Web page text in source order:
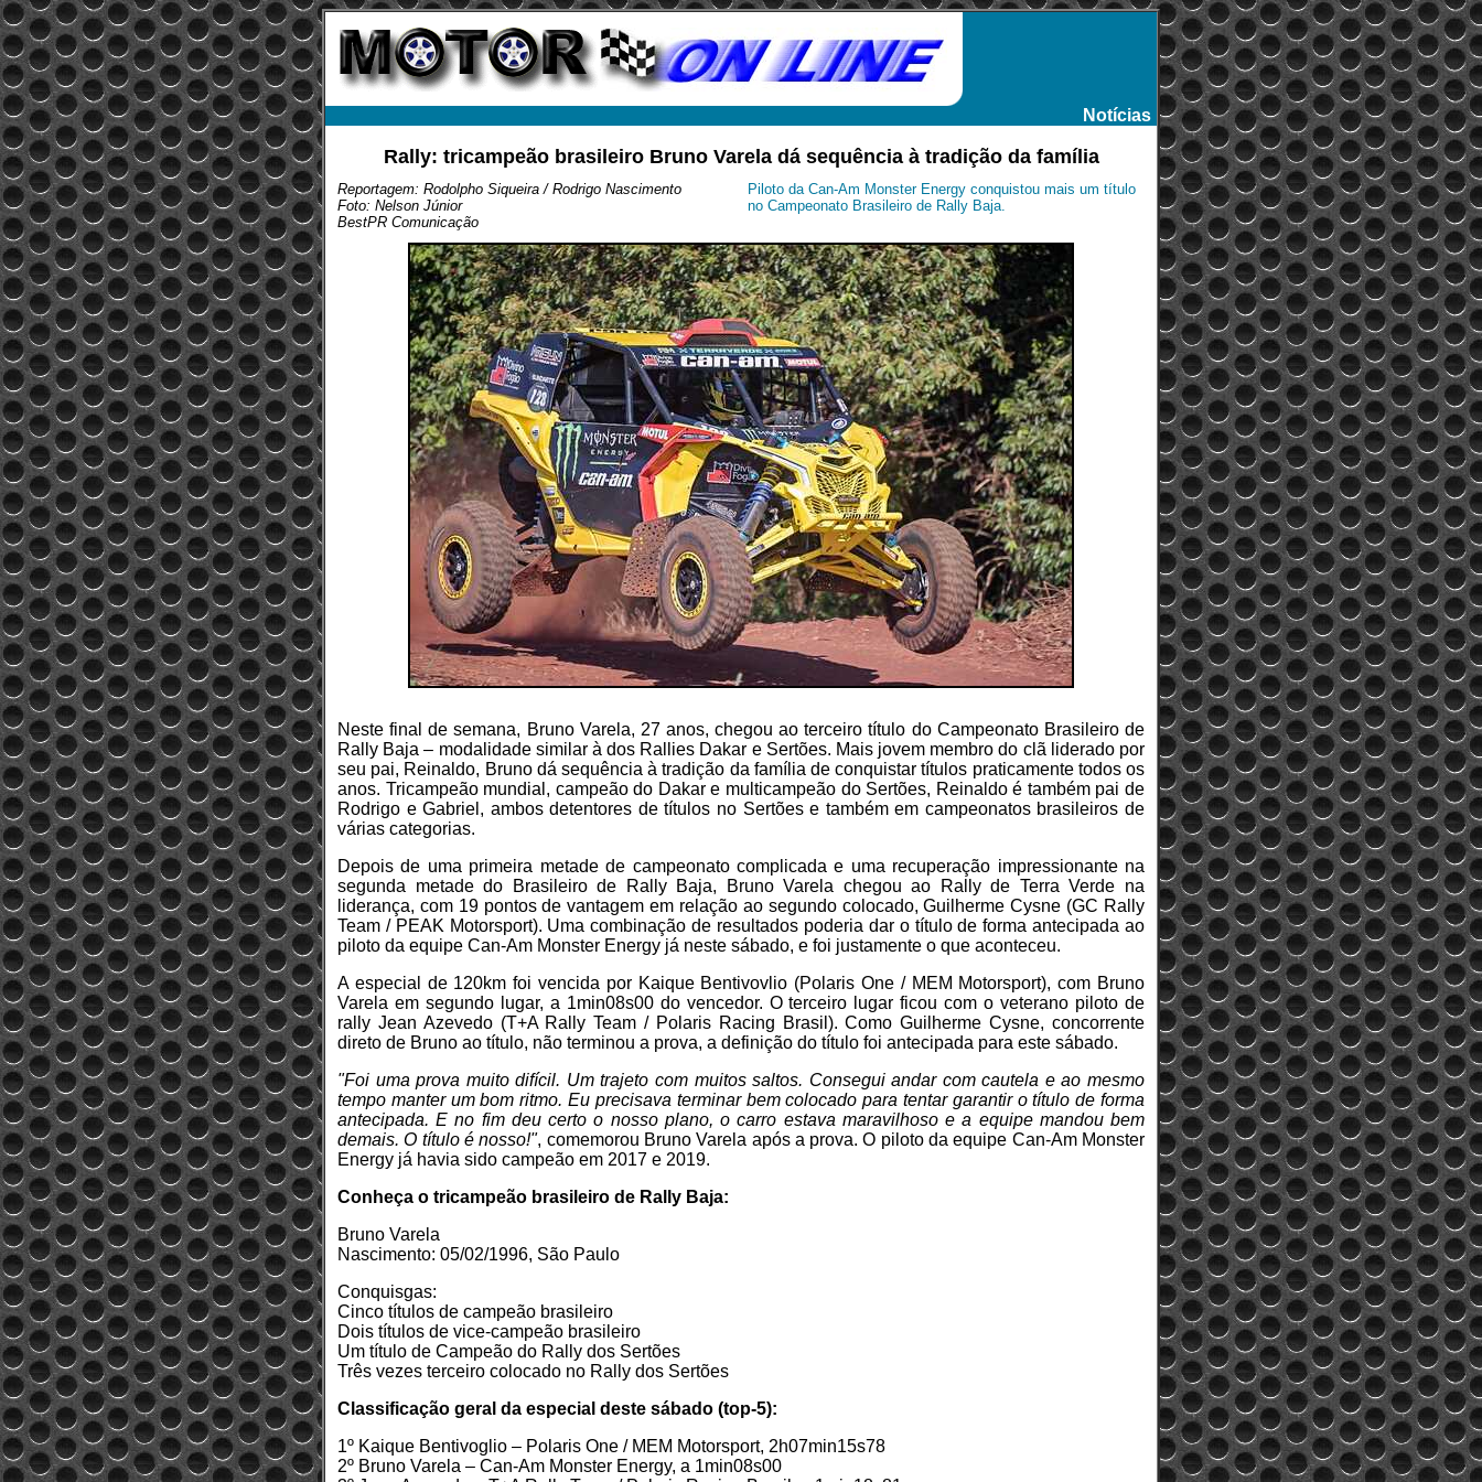
Notícias
Rally: tricampeão brasileiro Bruno Varela dá sequência à tradição da família
Reportagem: Rodolpho Siqueira / Rodrigo Nascimento
Foto: Nelson Júnior
BestPR Comunicação
Piloto da Can-Am Monster Energy conquistou mais um título
no Campeonato Brasileiro de Rally Baja.
Neste final de semana, Bruno Varela, 27 anos, chegou ao terceiro título do Campeonato Brasileiro de
Rally Baja – modalidade similar à dos Rallies Dakar e Sertões. Mais jovem membro do clã liderado por
seu pai, Reinaldo, Bruno dá sequência à tradição da família de conquistar títulos praticamente todos os
anos. Tricampeão mundial, campeão do Dakar e multicampeão do Sertões, Reinaldo é também pai de
Rodrigo e Gabriel, ambos detentores de títulos no Sertões e também em campeonatos brasileiros de
várias categorias.
Depois de uma primeira metade de campeonato complicada e uma recuperação impressionante na
segunda metade do Brasileiro de Rally Baja, Bruno Varela chegou ao Rally de Terra Verde na
liderança, com 19 pontos de vantagem em relação ao segundo colocado, Guilherme Cysne (GC Rally
Team / PEAK Motorsport). Uma combinação de resultados poderia dar o título de forma antecipada ao
piloto da equipe Can-Am Monster Energy já neste sábado, e foi justamente o que aconteceu.
A especial de 120km foi vencida por Kaique Bentivovlio (Polaris One / MEM Motorsport), com Bruno
Varela em segundo lugar, a 1min08s00 do vencedor. O terceiro lugar ficou com o veterano piloto de
rally Jean Azevedo (T+A Rally Team / Polaris Racing Brasil). Como Guilherme Cysne, concorrente
direto de Bruno ao título, não terminou a prova, a definição do título foi antecipada para este sábado.
"Foi uma prova muito difícil. Um trajeto com muitos saltos. Consegui andar com cautela e ao mesmo
tempo manter um bom ritmo. Eu precisava terminar bem colocado para tentar garantir o título de forma
antecipada. E no fim deu certo o nosso plano, o carro estava maravilhoso e a equipe mandou bem
demais. O título é nosso!", comemorou Bruno Varela após a prova. O piloto da equipe Can-Am Monster
Energy já havia sido campeão em 2017 e 2019.
Conheça o tricampeão brasileiro de Rally Baja:
Bruno Varela
Nascimento: 05/02/1996, São Paulo
Conquisgas:
Cinco títulos de campeão brasileiro
Dois títulos de vice-campeão brasileiro
Um título de Campeão do Rally dos Sertões
Três vezes terceiro colocado no Rally dos Sertões
Classificação geral da especial deste sábado (top-5):
1º Kaique Bentivoglio – Polaris One / MEM Motorsport, 2h07min15s78
2º Bruno Varela – Can-Am Monster Energy, a 1min08s00